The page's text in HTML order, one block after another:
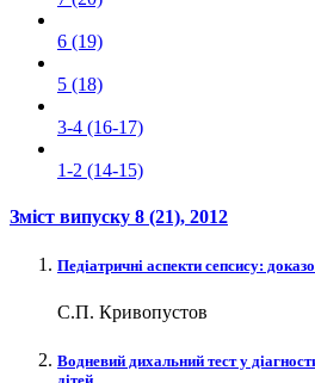
6 (19)
5 (18)
3-4 (16-17)
1-2 (14-15)
Зміст випуску 8 (21), 2012
Педіатричні аспекти сепсису:
С.П. Кривопустов
Водневий дихальний тест у